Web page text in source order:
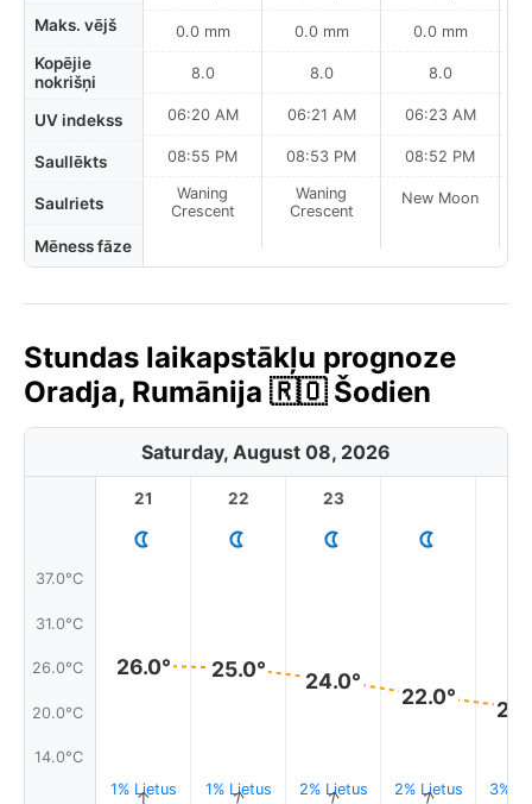
Maks. vējš
Kopējie
nokrišņi
UV indekss
Saullēkts
Saulriets
Mēness fāze
0.0 mm
8.0
06:20 AM
08:55 PM
Waning
Crescent
0.0 mm
8.0
06:21 AM
08:53 PM
Waning
Crescent
0.0 mm
8.0
06:23 AM
08:52 PM
New Moon
Stundas laikapstākļu prognoze
Oradja, Rumānija 🇷🇴 Šodien
Saturday, August 08, 2026
37.0°C
31.0°C
26.0°C
20.0°C
14.0°C
21
26.0°
1% Lietus
↑
22
25.0°
1% Lietus
↑
23
24.0°
2% Lietus
↑
22.0°
2% Lietus
↑ 3%